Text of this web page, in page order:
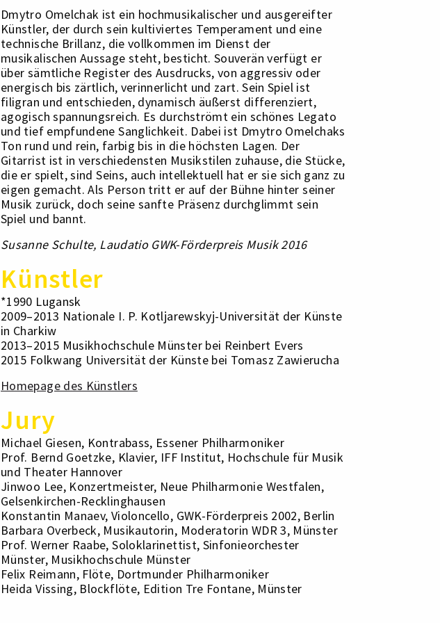
Dmytro Omelchak ist ein hochmusikalischer und ausgereifter
Künstler, der durch sein kultiviertes Temperament und eine
technische Brillanz, die vollkommen im Dienst der
musikalischen Aussage steht, besticht. Souverän verfügt er
über sämtliche Register des Ausdrucks, von aggressiv oder
energisch bis zärtlich, verinnerlicht und zart. Sein Spiel ist
filigran und entschieden, dynamisch äußerst differenziert,
agogisch spannungsreich. Es durchströmt ein schönes Legato
und tief empfundene Sanglichkeit. Dabei ist Dmytro Omelchaks
Ton rund und rein, farbig bis in die höchsten Lagen. Der
Gitarrist ist in verschiedensten Musikstilen zuhause, die Stücke,
die er spielt, sind Seins, auch intellektuell hat er sie sich ganz zu
eigen gemacht. Als Person tritt er auf der Bühne hinter seiner
Musik zurück, doch seine sanfte Präsenz durchglimmt sein
Spiel und bannt.
Susanne Schulte, Laudatio GWK-Förderpreis Musik 2016
Künstler
*1990 Lugansk
2009–2013 Nationale I. P. Kotljarewskyj-Universität der Künste
in Charkiw
2013–2015 Musikhochschule Münster bei Reinbert Evers
2015 Folkwang Universität der Künste bei Tomasz Zawierucha
Homepage des Künstlers
Jury
Michael Giesen, Kontrabass, Essener Philharmoniker
Prof. Bernd Goetzke, Klavier, IFF Institut, Hochschule für Musik
und Theater Hannover
Jinwoo Lee, Konzertmeister, Neue Philharmonie Westfalen,
Gelsenkirchen-Recklinghausen
Konstantin Manaev, Violoncello, GWK-Förderpreis 2002, Berlin
Barbara Overbeck, Musikautorin, Moderatorin WDR 3, Münster
Prof. Werner Raabe, Soloklarinettist, Sinfonieorchester
Münster, Musikhochschule Münster
Felix Reimann, Flöte, Dortmunder Philharmoniker
Heida Vissing, Blockflöte, Edition Tre Fontane, Münster